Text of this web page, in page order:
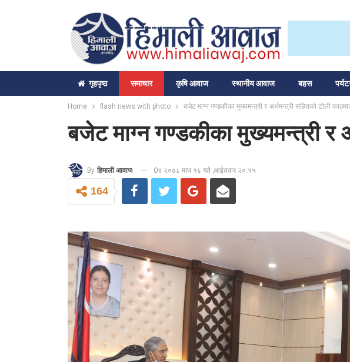
गृहपृष्‍ठ समाचार कृषि आवाज स्थानीय आवाज बहस
Home flash news with photo बजेट माग्न गण्डकीका मुख्यमन्त्री र अर्थमन्त्री सहितको टोली
बजेट माग्न गण्डकीका मुख्यमन्त्री र
By हिमाली आवाज On २०७८ माघ १६ गते ,आईतवार २०:१५
164